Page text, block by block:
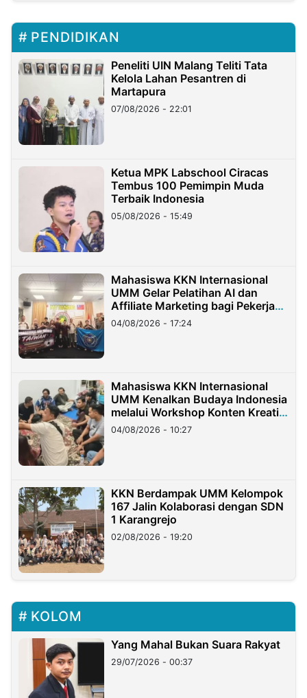
PENDIDIKAN
Peneliti UIN Malang Teliti Tata
Kelola Lahan Pesantren di
Martapura
07/08/2026 - 22:01
Ketua MPK Labschool Ciracas
Tembus 100 Pemimpin Muda
Terbaik Indonesia
05/08/2026 - 15:49
Mahasiswa KKN Internasional
UMM Gelar Pelatihan AI dan
Affiliate Marketing bagi Pekerja
Migran Indonesia di Taiwan
04/08/2026 - 17:24
Mahasiswa KKN Internasional
UMM Kenalkan Budaya Indonesia
melalui Workshop Konten Kreatif
di Taiwan
04/08/2026 - 10:27
KKN Berdampak UMM Kelompok
167 Jalin Kolaborasi dengan SDN
1 Karangrejo
02/08/2026 - 19:20
KOLOM
Yang Mahal Bukan Suara Rakyat
29/07/2026 - 00:37